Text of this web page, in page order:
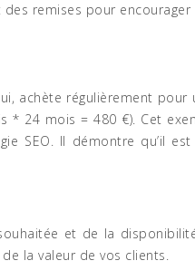
remises pour
achète régulièrement
* 24 mois = 480 €). Cet
SEO. Il démontre qu’il
et de la
la valeur de vos clients.